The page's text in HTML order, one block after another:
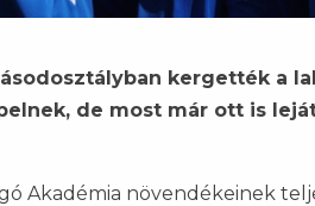
kergették a
de most már ott is
Akadémia növendékeinek